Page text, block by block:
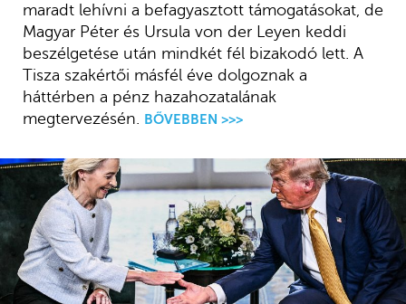
maradt lehívni a befagyasztott támogatásokat, de
Magyar Péter és Ursula von der Leyen keddi
beszélgetése után mindkét fél bizakodó lett. A
Tisza szakértői másfél éve dolgoznak a
háttérben a pénz hazahozatalának
megtervezésén. BŐVEBBEN >>>